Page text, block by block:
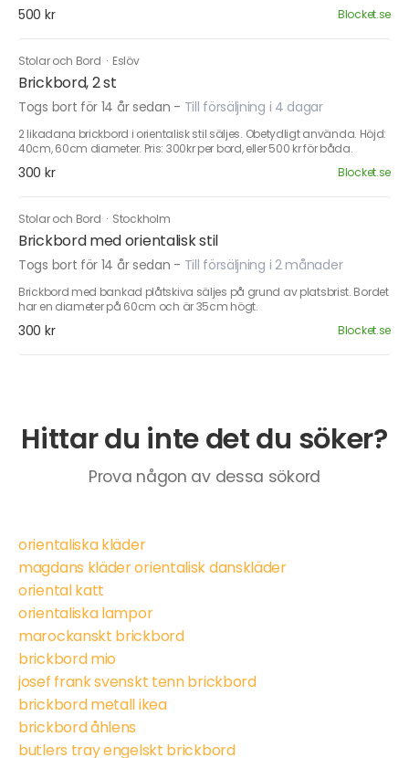
500 kr Blocket.se
Stolar och Bord · Eslöv
Brickbord, 2 st
Togs bort för 14 år sedan - Till försäljning i 4 dagar
2 likadana brickbord i orientalisk stil säljes. Obetydligt använda. Höjd:
40cm, 60cm diameter. Pris: 300kr per bord, eller 500 kr för båda.
300 kr Blocket.se
Stolar och Bord · Stockholm
Brickbord med orientalisk stil
Togs bort för 14 år sedan - Till försäljning i 2 månader
Brickbord med bankad plåtskiva säljes på grund av platsbrist. Bordet
har en diameter på 60cm och är 35cm högt.
300 kr Blocket.se
Hittar du inte det du söker?
Prova någon av dessa sökord
orientaliska kläder
magdans kläder orientalisk danskläder
oriental katt
orientaliska lampor
marockanskt brickbord
brickbord mio
josef frank svenskt tenn brickbord
brickbord metall ikea
brickbord åhlens
butlers tray engelskt brickbord